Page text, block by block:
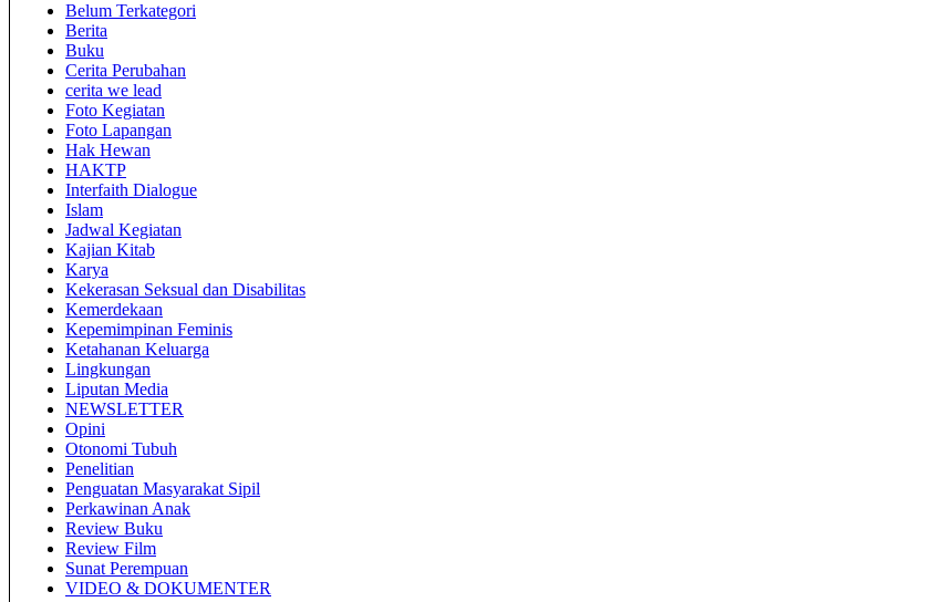
Belum Terkategori
Berita
Buku
Cerita Perubahan
cerita we lead
Foto Kegiatan
Foto Lapangan
Hak Hewan
HAKTP
Interfaith Dialogue
Islam
Jadwal Kegiatan
Kajian Kitab
Karya
Kekerasan Seksual dan Disabilitas
Kemerdekaan
Kepemimpinan Feminis
Ketahanan Keluarga
Lingkungan
Liputan Media
NEWSLETTER
Opini
Otonomi Tubuh
Penelitian
Penguatan Masyarakat Sipil
Perkawinan Anak
Review Buku
Review Film
Sunat Perempuan
VIDEO & DOKUMENTER